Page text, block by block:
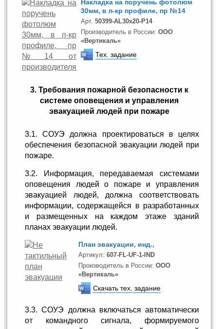
Накладка на поручень фотолюм
30мм, в п-кр профиле, пр №14
Арт. 50399-AL30x20-P14
Производитель в России: ООО
«Вертикаль»
Тех. задание
3. Требования пожарной безопасности к
системе оповещения и управления
эвакуацией людей при пожаре
3.1. СОУЭ должна проектироваться в целях
обеспечения безопасной эвакуации людей при
пожаре.
3.2. Информация, передаваемая системами
оповещения людей о пожаре и управления
эвакуацией людей, должна соответствовать
информации, содержащейся в разработанных
и размещенных на каждом этаже зданий
планах эвакуации людей.
План эвакуации, инд.,
Артикул: 607-FL-UF-1-IND
Производитель в России: ООО
«Вертикаль»
Скачать тех. задание
3.3. СОУЭ должна включаться автоматически
от командного сигнала, формируемого